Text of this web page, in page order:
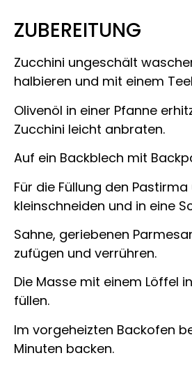
ZUBEREITUNG
Zucchini ungeschält
halbieren und mit einem
Olivenöl in einer Pfanne
Zucchini leicht anbraten.
Auf ein Backblech mit
Für die Füllung den
kleinschneiden und in eine
Sahne, geriebenen
zufügen und verrühren.
Die Masse mit einem Löffel
füllen.
Im vorgeheizten Backofen
Minuten backen.